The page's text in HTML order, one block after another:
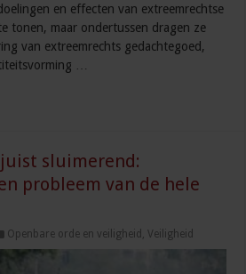
en effecten van extreemrechtse
tonen, maar ondertussen dragen ze
van extreemrechts gedachtegoed,
…
sluimerend:
probleem van de hele
Openbare orde en veiligheid ,Veiligheid